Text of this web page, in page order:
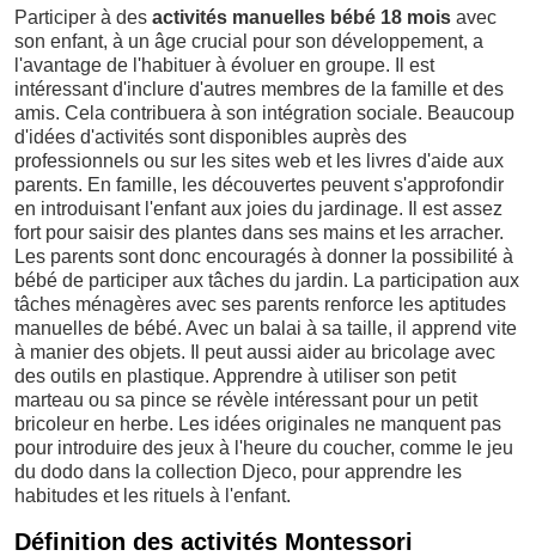
Participer à des activités manuelles bébé 18 mois avec
son enfant, à un âge crucial pour son développement, a
l'avantage de l'habituer à évoluer en groupe. Il est
intéressant d'inclure d'autres membres de la famille et des
amis. Cela contribuera à son intégration sociale. Beaucoup
d'idées d'activités sont disponibles auprès des
professionnels ou sur les sites web et les livres d'aide aux
parents. En famille, les découvertes peuvent s'approfondir
en introduisant l'enfant aux joies du jardinage. Il est assez
fort pour saisir des plantes dans ses mains et les arracher.
Les parents sont donc encouragés à donner la possibilité à
bébé de participer aux tâches du jardin. La participation aux
tâches ménagères avec ses parents renforce les aptitudes
manuelles de bébé. Avec un balai à sa taille, il apprend vite
à manier des objets. Il peut aussi aider au bricolage avec
des outils en plastique. Apprendre à utiliser son petit
marteau ou sa pince se révèle intéressant pour un petit
bricoleur en herbe. Les idées originales ne manquent pas
pour introduire des jeux à l'heure du coucher, comme le jeu
du dodo dans la collection Djeco, pour apprendre les
habitudes et les rituels à l'enfant.
Définition des activités Montessori